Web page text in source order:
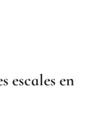
escales en